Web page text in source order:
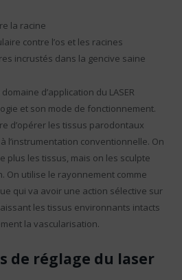
la racine
contre l’os et les racines
incrustés dans la gencive saine
d’application du LASER
et son mode de fonctionnement.
d’opérer les tissus parodontaux
l’instrumentation conventionnelle. On
plus les tissus, mais on les sculpte
On utilise le rayonnement comme
qui va avoir une action sélective sur
les tissus environnants intacts
la vascularisation.
de réglage du laser